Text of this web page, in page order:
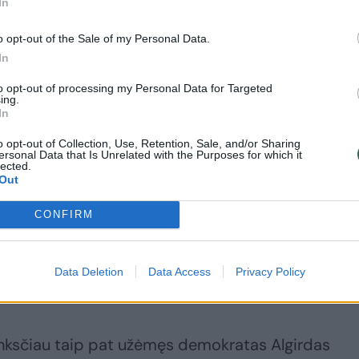
opt-out of the Sale of my Personal Data.
opt-out of processing my Personal Data for Targeted
opt-out of Collection, Use, Retention, Sale, and/or Sharing
Data that Is Unrelated with the Purposes for which it
CONFIRM
Data Deletion Data Access Privacy Policy
konceptualiai, kad pinigai, panašu, jog atiteks
protestuoti ar turi savo atskirą
partnerius.
pajamas ir tuo pačiu pliekia Vyriausybę už
kvepia finansine šizofrenija“, – sakė
taip pat užėmęs demokratas Algirdas